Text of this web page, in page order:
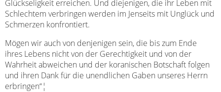
Glückseligkeit erreichen. Und diejenigen, die ihr Leben mit
Schlechtem verbringen werden im Jenseits mit Unglück und
Schmerzen konfrontiert.
Mögen wir auch von denjenigen sein, die bis zum Ende
ihres Lebens nicht von der Gerechtigkeit und von der
Wahrheit abweichen und der koranischen Botschaft folgen
und ihren Dank für die unendlichen Gaben unseres Herrn
erbringen“¦